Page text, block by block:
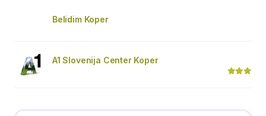
Belidim Koper
A1 Slovenija Center Koper